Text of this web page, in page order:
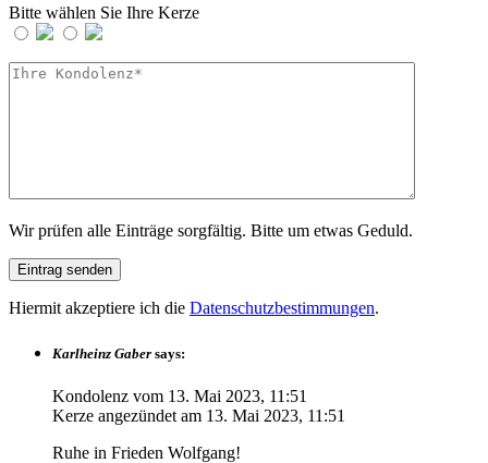
Bitte wählen Sie Ihre Kerze
Wir prüfen alle Einträge sorgfältig. Bitte um etwas Geduld.
Hiermit akzeptiere ich die Datenschutzbestimmungen.
Karlheinz Gaber says:
Kondolenz vom 13. Mai 2023, 11:51
Kerze angezündet am 13. Mai 2023, 11:51
Ruhe in Frieden Wolfgang!